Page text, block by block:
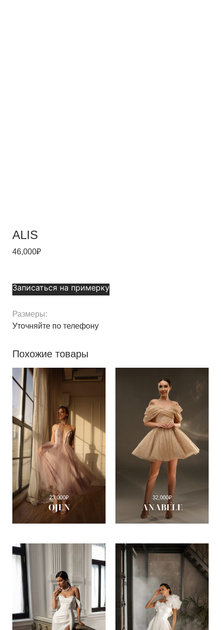
ALIS
46,000₽
Записаться на примерку
Размеры:
Уточняйте по телефону
Похожие товары
OJEN
23,000₽
ANABELE
32,000₽